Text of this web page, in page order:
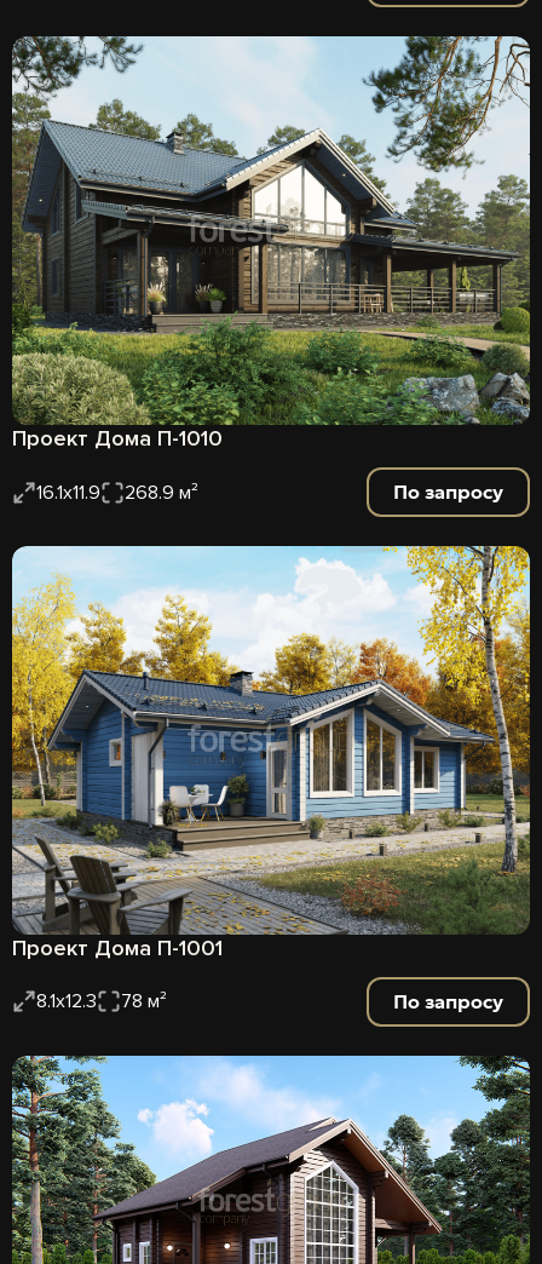
Проект Дома П-1010
16.1x11.9 268.9 м² По запросу
Проект Дома П-1001
8.1х12.3 78 м² По запросу